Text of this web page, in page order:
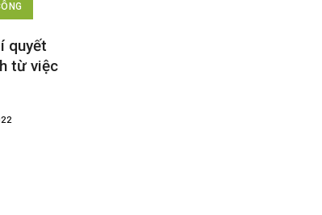
quyết
từ việc